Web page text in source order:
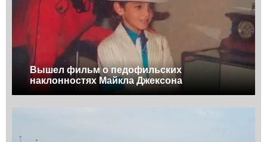
Вышел фильм о педофильских
наклонностях Майкла Джексона